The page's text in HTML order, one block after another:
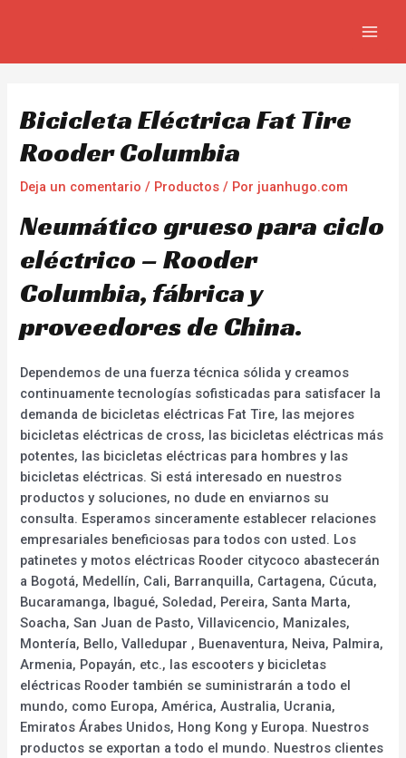
Bicicleta Eléctrica Fat Tire
Rooder Columbia
Deja un comentario / Productos / Por juanhugo.com
Neumático grueso para ciclo
eléctrico – Rooder
Columbia, fábrica y
proveedores de China.
Dependemos de una fuerza técnica sólida y creamos
continuamente tecnologías sofisticadas para satisfacer la
demanda de bicicletas eléctricas Fat Tire, las mejores
bicicletas eléctricas de cross, las bicicletas eléctricas más
potentes, las bicicletas eléctricas para hombres y las
bicicletas eléctricas. Si está interesado en nuestros
productos y soluciones, no dude en enviarnos su
consulta. Esperamos sinceramente establecer relaciones
empresariales beneficiosas para todos con usted. Los
patinetes y motos eléctricas Rooder citycoco abastecerán
a Bogotá, Medellín, Cali, Barranquilla, Cartagena, Cúcuta,
Bucaramanga, Ibagué, Soledad, Pereira, Santa Marta,
Soacha, San Juan de Pasto, Villavicencio, Manizales,
Montería, Bello, Valledupar , Buenaventura, Neiva, Palmira,
Armenia, Popayán, etc., las escooters y bicicletas
eléctricas Rooder también se suministrarán a todo el
mundo, como Europa, América, Australia, Ucrania,
Emiratos Árabes Unidos, Hong Kong y Europa. Nuestros
productos se exportan a todo el mundo. Nuestros clientes